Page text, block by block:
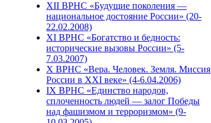
XII ВРНС «Будущие поколения —
национальное достояние России» (20-
22.02.2008)
XI ВРНС «Богатство и бедность:
исторические вызовы России» (5-
7.03.2007)
X ВРНС «Вера. Человек. Земля. Миссия
России в XXI веке» (4-6.04.2006)
IX ВРНС «Единство народов,
сплоченность людей — залог Победы
над фашизмом и терроризмом» (9-